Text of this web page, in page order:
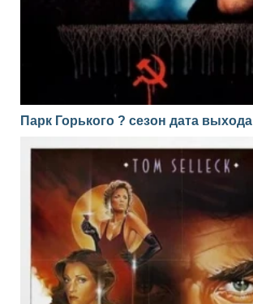
Парк Горького ? сезон дата выхода